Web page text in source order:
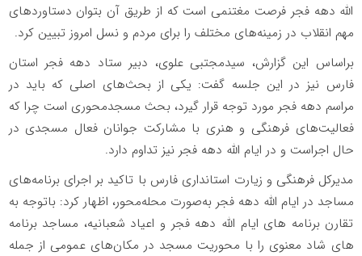
الله دهه فجر فرصت مغتنمی است که از طریق آن بتوان دستاوردهای
مهم انقلاب در زمینه‌های مختلف را برای مردم و نسل امروز تبیین کرد.
براساس این گزارش، سیدمجتبی علوی، دبیر ستاد دهه فجر استان
فارس نیز در این جلسه گفت: یکی از بحث‌های اصلی که باید در
مراسم دهه فجر مورد توجه قرار گیرد، بحث مسجدمحوری است چرا که
فعالیت‌های فرهنگی و هنری با مشارکت جوانان فعال مسجدی در
حال اجراست و در ایام الله دهه فجر نیز تداوم دارد.
مدیرکل فرهنگی و زیارت استانداری فارس با تاکید بر اجرای برنامه‌های
مساجد در ایام الله دهه فجر به‌صورت محله‌محور، اظهار کرد: باتوجه به
تقارن برنامه های ایام الله دهه فجر و اعیاد شعبانیه، مساجد برنامه
های شاد معنوی را با محوریت مسجد در مکان‌های عمومی از جمله